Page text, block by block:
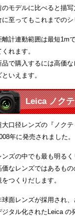
のモデルに比べると描
に至ってもこれまでのシ
離計連動範囲は最短1m
くれます。
品で購入するには高価
といえます。
Leica ノク
大口径レンズの『ノク
年に発売されました。
ンズの中でも最も明る
価なレンズではあるも
をつくりだします。
球面レンズが採用され、
ジタル化されたLeica の